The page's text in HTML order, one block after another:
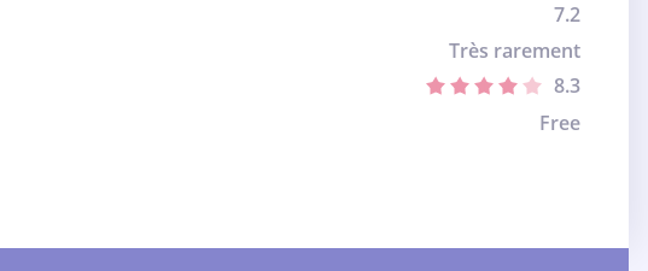
7.2
Très rarement
8.3
Free